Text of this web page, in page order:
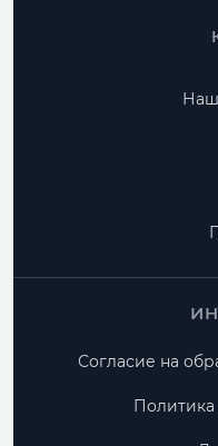
Согласие на